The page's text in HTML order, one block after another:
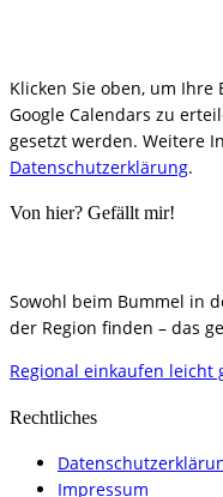
Klicken Sie oben, um
Google Calendars zu
gesetzt werden. Weitere
Datenschutzerklärung.
Von hier? Gefällt mir!
Sowohl beim Bummel in
der Region finden – das
Regional einkaufen leicht
Rechtliches
Impressum